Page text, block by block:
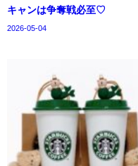
キャンは争奪戦必至♡
2026-05-04